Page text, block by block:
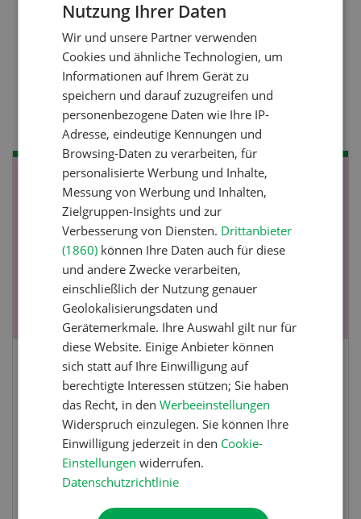
Nutztiere
Stallklima - Hitzestress
verhindern
NOV
19 -
JAN
28
Fachkurs Aquakultur
Sind Sie in der Fischzucht tätig oder
interessieren Sie sich für das Thema? In
diesem Fall ist unser FBA-Weiterbildungskurs
die perfekte Wahl für Sie. Der Abschluss lässt
Nutzung Ihrer Daten
Wir und unsere Partner verwenden
Cookies und ähnliche Technologien, um
Informationen auf Ihrem Gerät zu
speichern und darauf zuzugreifen und
personenbezogene Daten wie Ihre IP-
Adresse, eindeutige Kennungen und
Browsing-Daten zu verarbeiten, für
personalisierte Werbung und Inhalte,
Messung von Werbung und Inhalten,
Zielgruppen-Insights und zur
Verbesserung von Diensten. Drittanbieter
(1860) können Ihre Daten auch für diese
und andere Zwecke verarbeiten,
einschließlich der Nutzung genauer
Geolokalisierungsdaten und
Gerätemerkmale. Ihre Auswahl gilt nur für
diese Website. Einige Anbieter können
sich statt auf Ihre Einwilligung auf
berechtigte Interessen stützen; Sie haben
das Recht, in denWerbeeinstellungen
Widerspruch einzulegen. Sie können Ihre
Einwilligung jederzeit in den Cookie-
Einstellungen widerrufen.
Datenschutzrichtlinie